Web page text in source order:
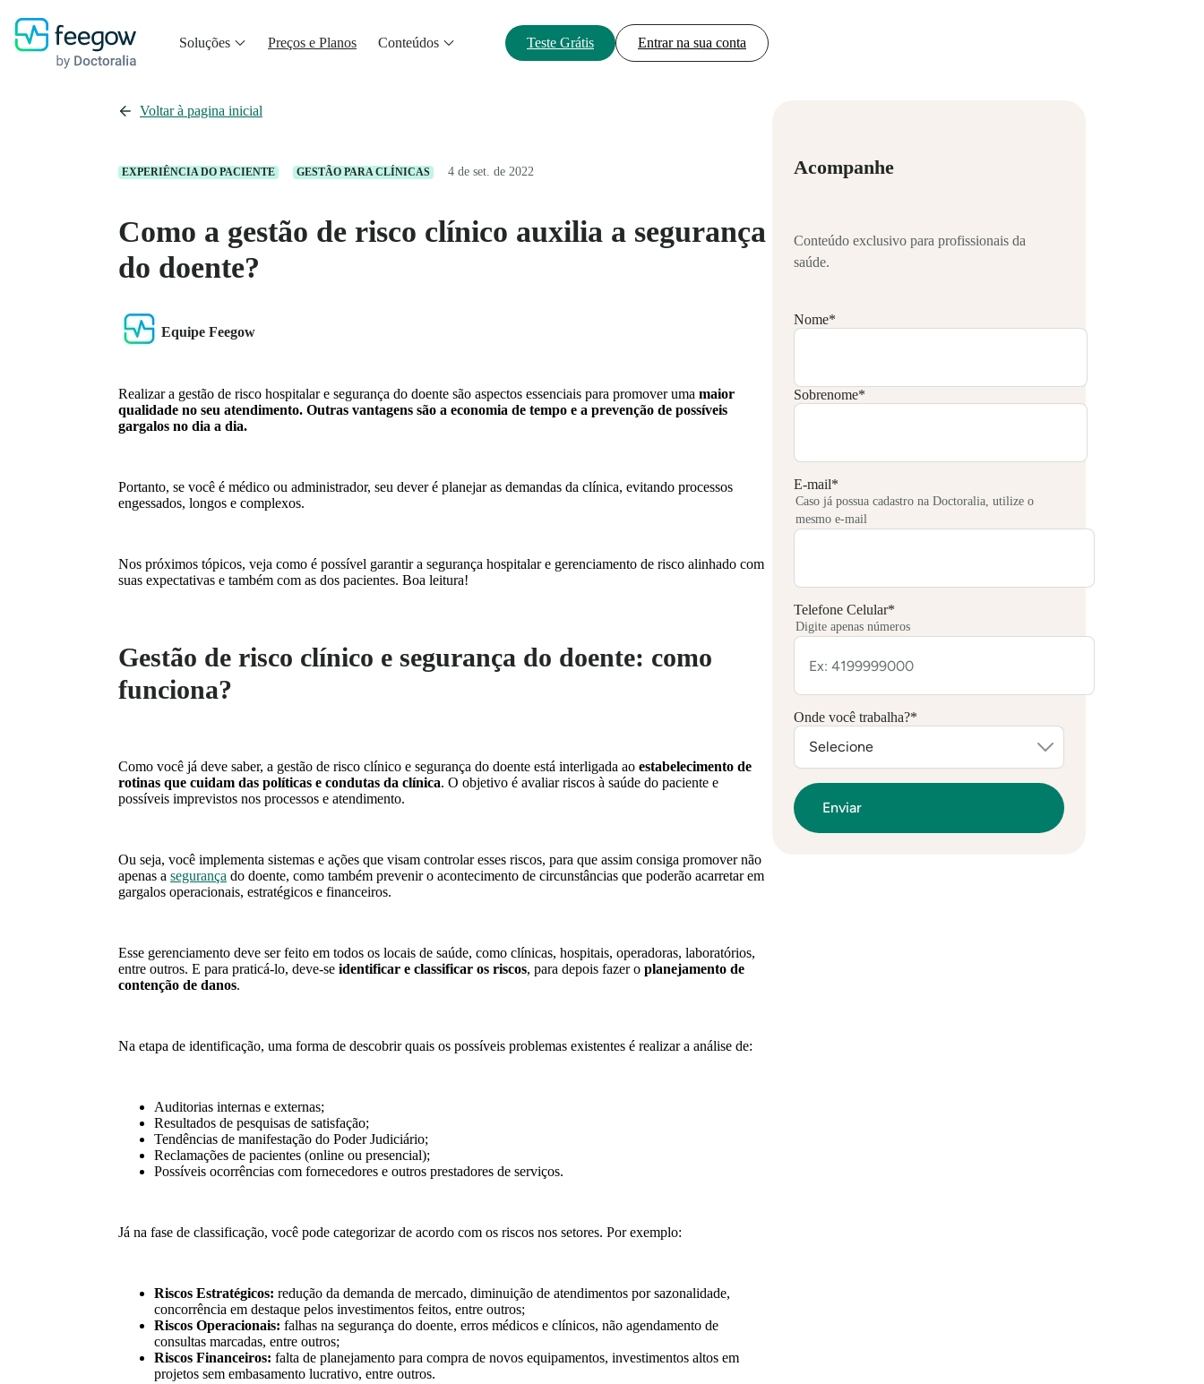
Soluções Preços e Planos Conteúdos Teste Grátis Entrar na sua conta
Voltar à pagina inicial
EXPERIÊNCIA DO PACIENTE GESTÃO PARA CLÍNICAS 4 de set. de 2022
Como a gestão de risco clínico auxilia a segurança
do doente?
Equipe Feegow
Realizar a gestão de risco hospitalar e segurança do doente são aspectos essenciais para promover uma maior
qualidade no seu atendimento. Outras vantagens são a economia de tempo e a prevenção de possíveis
gargalos no dia a dia.
Portanto, se você é médico ou administrador, seu dever é planejar as demandas da clínica, evitando processos
engessados, longos e complexos.
Nos próximos tópicos, veja como é possível garantir a segurança hospitalar e gerenciamento de risco alinhado com
suas expectativas e também com as dos pacientes. Boa leitura!
Gestão de risco clínico e segurança do doente: como
funciona?
Como você já deve saber, a gestão de risco clínico e segurança do doente está interligada ao estabelecimento de
rotinas que cuidam das políticas e condutas da clínica. O objetivo é avaliar riscos à saúde do paciente e
possíveis imprevistos nos processos e atendimento.
Ou seja, você implementa sistemas e ações que visam controlar esses riscos, para que assim consiga promover não
apenas a segurança do doente, como também prevenir o acontecimento de circunstâncias que poderão acarretar em
gargalos operacionais, estratégicos e financeiros.
Esse gerenciamento deve ser feito em todos os locais de saúde, como clínicas, hospitais, operadoras, laboratórios,
entre outros. E para praticá-lo, deve-se identificar e classificar os riscos, para depois fazer o planejamento de
contenção de danos.
Na etapa de identificação, uma forma de descobrir quais os possíveis problemas existentes é realizar a análise de:
Auditorias internas e externas;
Resultados de pesquisas de satisfação;
Tendências de manifestação do Poder Judiciário;
Reclamações de pacientes (online ou presencial);
Possíveis ocorrências com fornecedores e outros prestadores de serviços.
Já na fase de classificação, você pode categorizar de acordo com os riscos nos setores. Por exemplo:
Riscos Estratégicos: redução da demanda de mercado, diminuição de atendimentos por sazonalidade,
concorrência em destaque pelos investimentos feitos, entre outros;
Riscos Operacionais: falhas na segurança do doente, erros médicos e clínicos, não agendamento de
consultas marcadas, entre outros;
Riscos Financeiros: falta de planejamento para compra de novos equipamentos, investimentos altos em
projetos sem embasamento lucrativo, entre outros.
Acompanhe
Conteúdo exclusivo para profissionais da
saúde.
Nome*
Sobrenome*
E-mail*
Caso já possua cadastro na Doctoralia, utilize o
mesmo e-mail
Telefone Celular*
Digite apenas números
Onde você trabalha?*